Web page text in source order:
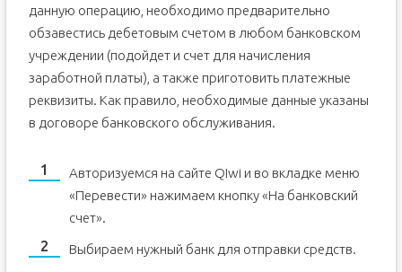
данную операцию, необходимо предварительно
обзавестись дебетовым счетом в любом банковском
учреждении (подойдет и счет для начисления
заработной платы), а также приготовить платежные
реквизиты. Как правило, необходимые данные указаны
в договоре банковского обслуживания.
Авторизуемся на сайте QIwi и во вкладке меню
«Перевести» нажимаем кнопку «На банковский
счет».
Выбираем нужный банк для отправки средств.